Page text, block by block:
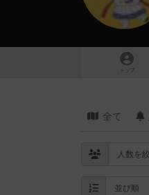
トップ
全て